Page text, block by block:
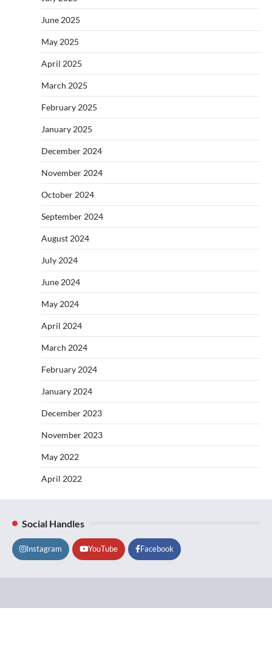
June 2025
May 2025
April 2025
March 2025
February 2025
January 2025
December 2024
November 2024
October 2024
September 2024
August 2024
July 2024
June 2024
May 2024
April 2024
March 2024
February 2024
January 2024
December 2023
November 2023
May 2022
April 2022
Social Handles
Instagram YouTube Facebook